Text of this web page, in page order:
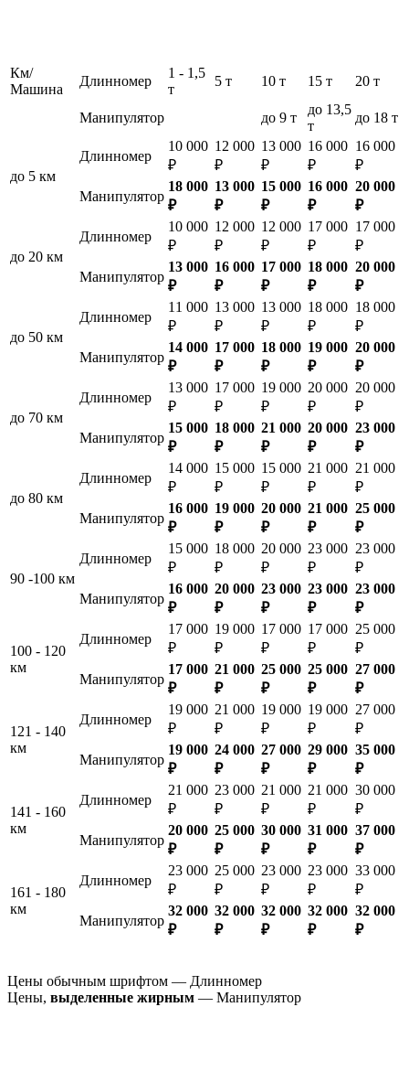
Км/
Машина
Длинномер
1 - 1,5
т
5 т 10 т 15 т 20 т
Манипулятор до 9 т
до 13,5
т
до 18 т
до 5 км
Длинномер
10 000
₽
12 000
₽
13 000
₽
16 000
₽
16 000
₽
Манипулятор
18 000
₽
13 000
₽
15 000
₽
16 000
₽
20 000
₽
до 20 км
Длинномер
10 000
₽
12 000
₽
12 000
₽
17 000
₽
17 000
₽
Манипулятор
13 000
₽
16 000
₽
17 000
₽
18 000
₽
20 000
₽
до 50 км
Длинномер
11 000
₽
13 000
₽
13 000
₽
18 000
₽
18 000
₽
Манипулятор
14 000
₽
17 000
₽
18 000
₽
19 000
₽
20 000
₽
до 70 км
Длинномер
13 000
₽
17 000
₽
19 000
₽
20 000
₽
20 000
₽
Манипулятор
15 000
₽
18 000
₽
21 000
₽
20 000
₽
23 000
₽
до 80 км
Длинномер
14 000
₽
15 000
₽
15 000
₽
21 000
₽
21 000
₽
Манипулятор
16 000
₽
19 000
₽
20 000
₽
21 000
₽
25 000
₽
90 -100 км
Длинномер
15 000
₽
18 000
₽
20 000
₽
23 000
₽
23 000
₽
Манипулятор
16 000
₽
20 000
₽
23 000
₽
23 000
₽
23 000
₽
100 - 120
км
Длинномер
17 000
₽
19 000
₽
17 000
₽
17 000
₽
25 000
₽
Манипулятор
17 000
₽
21 000
₽
25 000
₽
25 000
₽
27 000
₽
121 - 140
км
Длинномер
19 000
₽
21 000
₽
19 000
₽
19 000
₽
27 000
₽
Манипулятор
19 000
₽
24 000
₽
27 000
₽
29 000
₽
35 000
₽
141 - 160
км
Длинномер
21 000
₽
23 000
₽
21 000
₽
21 000
₽
30 000
₽
Манипулятор
20 000
₽
25 000
₽
30 000
₽
31 000
₽
37 000
₽
161 - 180
км
Длинномер
23 000
₽
25 000
₽
23 000
₽
23 000
₽
33 000
₽
Манипулятор
32 000
₽
32 000
₽
32 000
₽
32 000
₽
32 000
₽
Цены обычным шрифтом — Длинномер
Цены, выделенные жирным — Манипулятор